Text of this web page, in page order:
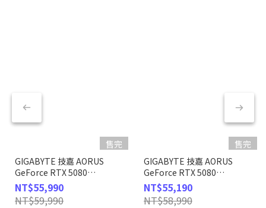
售完
GIGABYTE 技嘉 AORUS
GeForce RTX 5080
MASTER ICE 16G 顯示卡
NT$55,990
NT$59,990
售完
GIGABYTE 技嘉 AORUS
GeForce RTX 5080
MASTER 16G 顯示卡
NT$55,190
NT$58,990